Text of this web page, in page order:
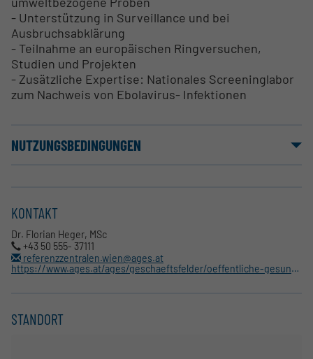
- Unterstützung in Surveillance und bei
Ausbruchsabklärung
- Teilnahme an europäischen Ringversuchen,
Studien und Projekten
- Zusätzliche Expertise: Nationales Screeninglabor
zum Nachweis von Ebolavirus- Infektionen
NUTZUNGSBEDINGUNGEN
KONTAKT
Dr. Florian Heger, MSc
+43 50 555- 37111
referenzzentralen.wien@ages.at
https://www.ages.at/ages/geschaeftsfelder/oeffentliche-gesundheit/
STANDORT